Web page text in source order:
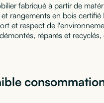
fabriqué à partir de
rangements en bois
et respect de
réparés et